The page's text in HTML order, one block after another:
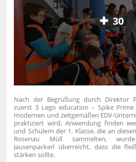
30
Nach der Begrüßung durch Direktor
zuerst 3 Lego education – Spike
modernen und zeitgemäßen EDV-
praktiziert wird, Anwendung finden
und Schülern der 1. Klasse, die an
Rosenau Müll sammelten,
Jausenpackerl überreicht, dass die
stärken sollte.